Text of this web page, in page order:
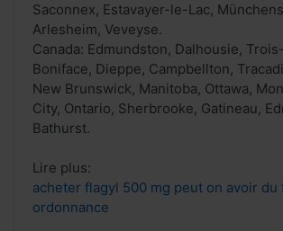
Saconnex, Estavayer-le-Lac,
Arlesheim, Veveyse.
Canada: Edmundston, Dalhousie,
Boniface, Dieppe, Campbellton,
New Brunswick, Manitoba, Ottawa,
City, Ontario, Sherbrooke, Gatineau,
Bathurst.
Lire plus:
acheter flagyl 500 mg peut on avoir du
ordonnance